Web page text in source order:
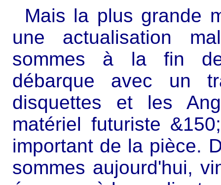
Mais la plus grande
une actualisation
sommes à la fin
débarque avec un
disquettes et les
matériel futuriste
important de la pièce.
sommes aujourd'hui,